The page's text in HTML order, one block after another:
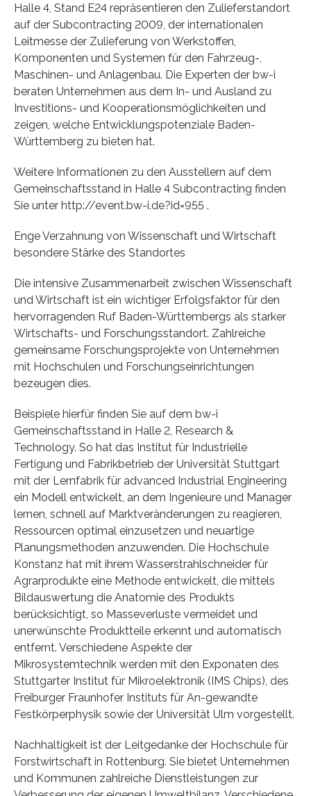
Halle 4, Stand E24 repräsentieren den Zulieferstandort
auf der Subcontracting 2009, der internationalen
Leitmesse der Zulieferung von Werkstoffen,
Komponenten und Systemen für den Fahrzeug-,
Maschinen- und Anlagenbau. Die Experten der bw-i
beraten Unternehmen aus dem In- und Ausland zu
Investitions- und Kooperationsmöglichkeiten und
zeigen, welche Entwicklungspotenziale Baden-
Württemberg zu bieten hat.
Weitere Informationen zu den Ausstellern auf dem
Gemeinschaftsstand in Halle 4 Subcontracting finden
Sie unter http://event.bw-i.de?id=955 .
Enge Verzahnung von Wissenschaft und Wirtschaft
besondere Stärke des Standortes
Die intensive Zusammenarbeit zwischen Wissenschaft
und Wirtschaft ist ein wichtiger Erfolgsfaktor für den
hervorragenden Ruf Baden-Württembergs als starker
Wirtschafts- und Forschungsstandort. Zahlreiche
gemeinsame Forschungsprojekte von Unternehmen
mit Hochschulen und Forschungseinrichtungen
bezeugen dies.
Beispiele hierfür finden Sie auf dem bw-i
Gemeinschaftsstand in Halle 2, Research &
Technology. So hat das Institut für Industrielle
Fertigung und Fabrikbetrieb der Universität Stuttgart
mit der Lernfabrik für advanced Industrial Engineering
ein Modell entwickelt, an dem Ingenieure und Manager
lernen, schnell auf Marktveränderungen zu reagieren,
Ressourcen optimal einzusetzen und neuartige
Planungsmethoden anzuwenden. Die Hochschule
Konstanz hat mit ihrem Wasserstrahlschneider für
Agrarprodukte eine Methode entwickelt, die mittels
Bildauswertung die Anatomie des Produkts
berücksichtigt, so Masseverluste vermeidet und
unerwünschte Produktteile erkennt und automatisch
entfernt. Verschiedene Aspekte der
Mikrosystemtechnik werden mit den Exponaten des
Stuttgarter Institut für Mikroelektronik (IMS Chips), des
Freiburger Fraunhofer Instituts für An-gewandte
Festkörperphysik sowie der Universität Ulm vorgestellt.
Nachhaltigkeit ist der Leitgedanke der Hochschule für
Forstwirtschaft in Rottenburg. Sie bietet Unternehmen
und Kommunen zahlreiche Dienstleistungen zur